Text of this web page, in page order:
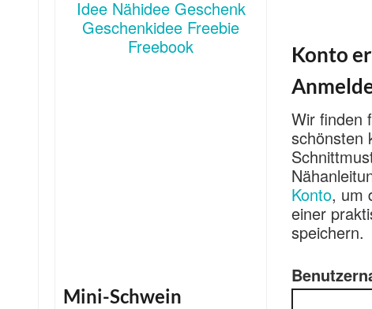
Mini-Schwein
Konto
Wir finden
schönsten
Konto, um
einer
speichern.